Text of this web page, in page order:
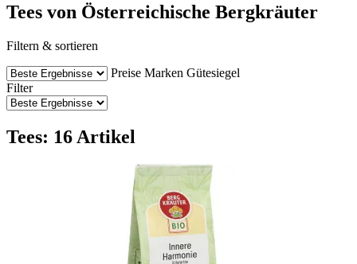
Tees von Österreichische Bergkräuter
Filtern & sortieren
Preise Marken Gütesiegel
Filter
Tees: 16 Artikel